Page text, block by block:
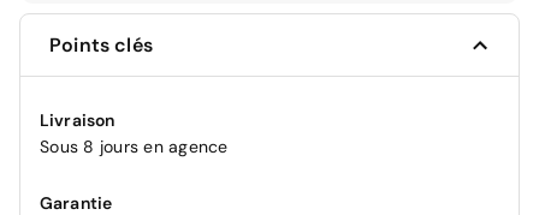
Points clés
Livraison
Sous 8 jours en agence
Garantie